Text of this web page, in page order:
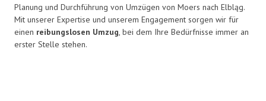
Planung und Durchführung von Umzügen von Moers nach Elbląg.
Mit unserer Expertise und unserem Engagement sorgen wir für
einen reibungslosen Umzug, bei dem Ihre Bedürfnisse immer an
erster Stelle stehen.